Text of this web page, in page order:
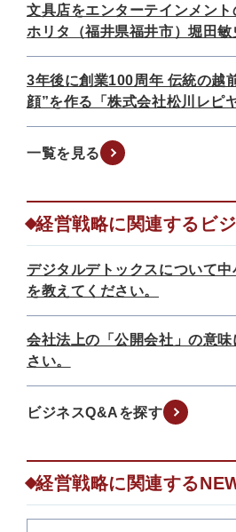
文具店をエンターテインメン
ホリタ（福井県福井市）堀田敏
3年後に創業100周年 伝統の越
顔”を作る「株式会社松川レピ
一覧を見る
経営戦略に関連するビ
デジタルデトックスについて
を教えてください。
会社法上の「公開会社」の意
さい。
ビジネスQ&Aを探す
経営戦略に関連する